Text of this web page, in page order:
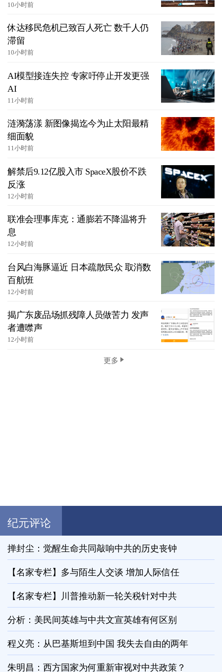
10小时前
休达移民危机已致百人死亡 数千人仍
滞留
10小时前
AI模型接连失控 专家吁停止开发更强
AI
11小时前
涟漪荡漾 新图像揭迄今为止太阳最精
细面貌
11小时前
解禁后9.12亿股入市 SpaceX股价不跌
反涨
12小时前
联准会理事库克：通膨若不降温将升
息
12小时前
台风白海豚逼近 日本疏散民众 取消数
百航班
12小时前
揭广东废品场抓残障人员做苦力 发声
者遭噤声
12小时前
更多
纪元评论
掸封尘：觉醒生命共同敲响中共的历史丧钟
【名家专栏】多与陌生人交谈 增加人际信任
【名家专栏】川普推动新一轮关税针对中共
分析：美民间英雄与中共文宣英雄有何区别
程义亮：从巴基斯坦到中国 我失去自由的两年
朱明昌：西方国家为何重新审视对中共政策？